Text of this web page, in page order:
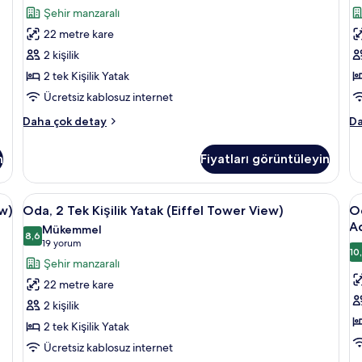
Tek
Kişilik
Yatak
için
tüm
fotoğrafları
görün
yorum)
Şehir manzaralı
22 metre kare
2 kişilik
2 tek Kişilik Yatak
Ücretsiz kablosuz internet
Daha çok detay
Deluxe
Kişilik
Yatak
hakkında
daha
fazla
detay
Fiyatları görüntüleyin
(Eiffel Tower view) | Kaliteli yatak takımı, odada kasa, masa, güneşlik/perde
Oda,
2
Tek
Kişilik
Yatak
(Eiffel
Tower
View)
için
Oda, 2 Tek Kişilik Yatak (Eiffel Tower
7
Oda, 2 Tek Kişilik Yatak (Eiffel Tower View)
8,68,6 / 10
Mükemmel
19 yorum
(19
yorum)
Şehir manzaralı
22 metre kare
2 kişilik
2 tek Kişilik Yatak
Ücretsiz kablosuz internet
2